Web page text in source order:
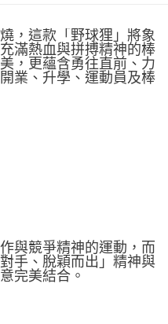
，這款「野球狸」將象
滿熱血與拼搏精神的棒
，更蘊含勇往直前、力
業、升學、運動員及棒
與競爭精神的運動，而
手、脫穎而出」精神與
完美結合。